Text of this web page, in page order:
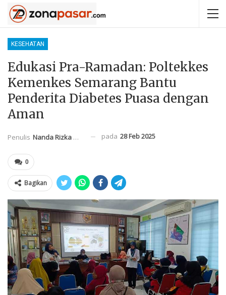
KESEHATAN
Edukasi Pra-Ramadan: Poltekkes
Kemenkes Semarang Bantu
Penderita Diabetes Puasa dengan
Aman
Penulis Nanda Rizka Mahendra pada 28 Feb 2025
0
Bagikan